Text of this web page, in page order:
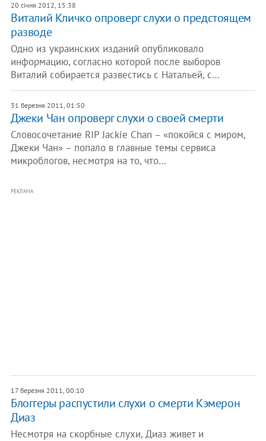
20 січня 2012, 15:38
Виталий Кличко опроверг слухи о предстоящем
разводе
Одно из украинских изданий опубликовало
информацию, согласно которой после выборов
Виталий собирается развестись с Натальей, с…
31 березня 2011, 01:50
Джеки Чан опроверг слухи о своей смерти
Словосочетание RIP Jackie Chan – «покойся с миром,
Джеки Чан» – попало в главные темы сервиса
микроблогов, несмотря на то, что…
РЕКЛАМА
17 березня 2011, 00:10
Блоггеры распустили слухи о смерти Кэмерон
Диаз
Несмотря на скорбные слухи, Диаз живет и